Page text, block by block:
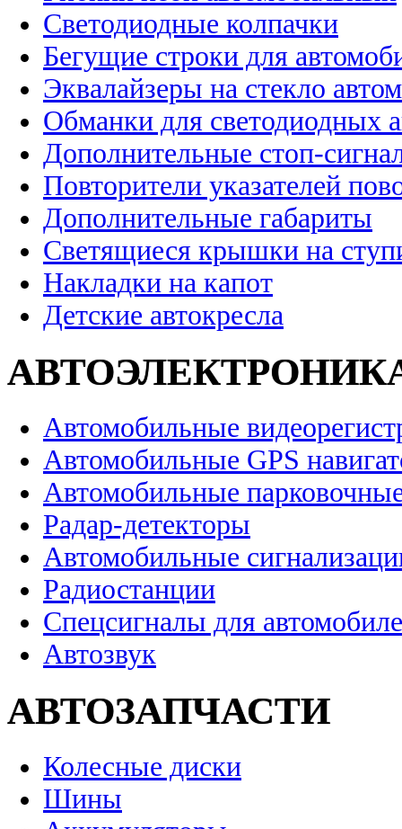
Светодиодные колпачки
Бегущие строки для
Эквалайзеры на стекло
Обманки для светодиодных
Дополнительные стоп-
Повторители указателей
Дополнительные габариты
Светящиеся крышки на
Накладки на капот
Детские автокресла
Автомобильные
Автомобильные GPS
Автомобильные
Радар-детекторы
Автомобильные
Радиостанции
Спецсигналы для
Автозвук
АВТОЗАПЧАСТИ
Колесные диски
Шины